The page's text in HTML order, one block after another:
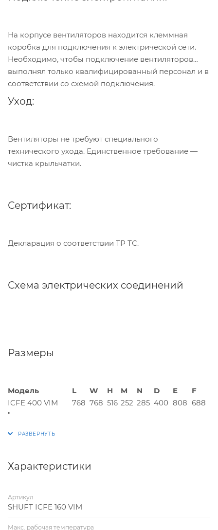
На корпусе вентиляторов находится клеммная
коробка для подключения к электрической сети.
Необходимо, чтобы подключение вентиляторов
выполнял только квалифицированный персонал и в
соответствии со схемой подключения.
Уход:
Вентиляторы не требуют специального
технического ухода. Единственное требование —
чистка крыльчатки.
Сертификат:
Декларация о соответствии ТР ТС.
Схема электрических соединений
Размеры
Модель L W H M N D E
F
ICFE 400 VIM
768 768 516 252 285 400 808 688
"
Характеристики
Артикул
SHUFT ICFE 160 VIM
Макс. рабочая температура